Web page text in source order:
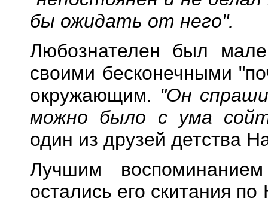
бы ожидать от него".
Любознателен был
своими бесконечными
окружающим. "Он
можно было с ума
один из друзей детства
Лучшим
остались его скитания